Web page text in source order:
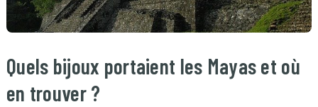
Quels bijoux portaient les Mayas et où
en trouver ?